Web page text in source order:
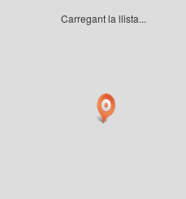
Carregant la llista...